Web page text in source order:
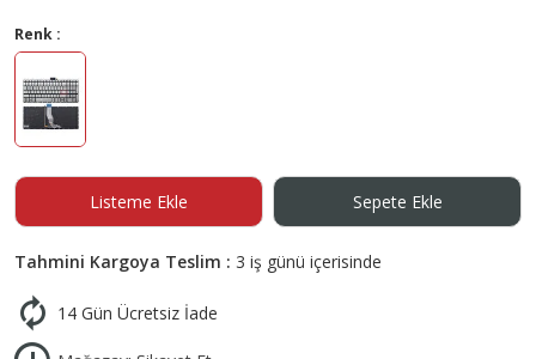
Renk :
Listeme Ekle Sepete Ekle
Tahmini Kargoya Teslim : 3 iş günü içerisinde
14 Gün Ücretsiz İade